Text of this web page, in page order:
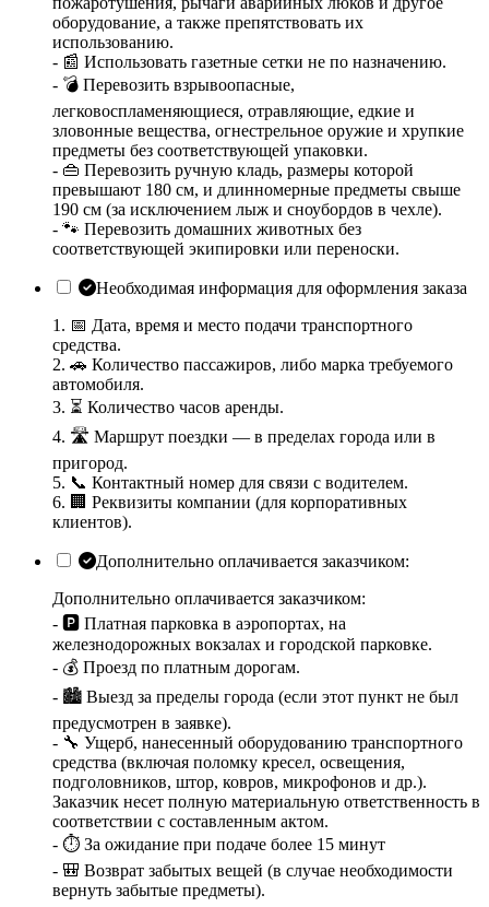
оборудование, а также препятствовать их
использованию.
- 📰 Использовать газетные сетки не по назначению.
- 💣 Перевозить взрывоопасные,
легковоспламеняющиеся, отравляющие, едкие и
зловонные вещества, огнестрельное оружие и хрупкие
предметы без соответствующей упаковки.
- 👜 Перевозить ручную кладь, размеры которой
превышают 180 см, и длинномерные предметы свыше
190 см (за исключением лыж и сноубордов в чехле).
- 🐾 Перевозить домашних животных без
соответствующей экипировки или переноски.
Необходимая информация для оформления заказа
1. 📅 Дата, время и место подачи транспортного
средства.
2. 🚗 Количество пассажиров, либо марка требуемого
автомобиля.
3. ⏳ Количество часов аренды.
4. 🛣️ Маршрут поездки — в пределах города или в
пригород.
5. 📞 Контактный номер для связи с водителем.
6. 🏢 Реквизиты компании (для корпоративных
клиентов).
Дополнительно оплачивается заказчиком:
Дополнительно оплачивается заказчиком:
- 🅿️ Платная парковка в аэропортах, на
железнодорожных вокзалах и городской парковке.
- 💰 Проезд по платным дорогам.
- 🏙️ Выезд за пределы города (если этот пункт не был
предусмотрен в заявке).
- 🔧 Ущерб, нанесенный оборудованию транспортного
средства (включая поломку кресел, освещения,
подголовников, штор, ковров, микрофонов и др.).
Заказчик несет полную материальную ответственность в
соответствии с составленным актом.
- ⏱️ За ожидание при подаче более 15 минут
- 🎒 Возврат забытых вещей (в случае необходимости
вернуть забытые предметы).